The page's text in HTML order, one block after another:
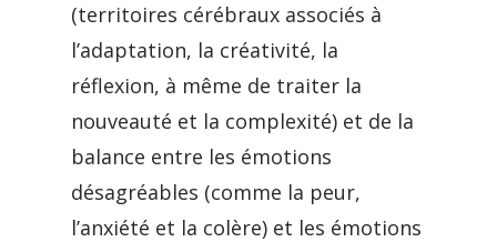
(territoires cérébraux associés à
l’adaptation, la créativité, la
réflexion, à même de traiter la
nouveauté et la complexité) et de la
balance entre les émotions
désagréables (comme la peur,
l’anxiété et la colère) et les émotions